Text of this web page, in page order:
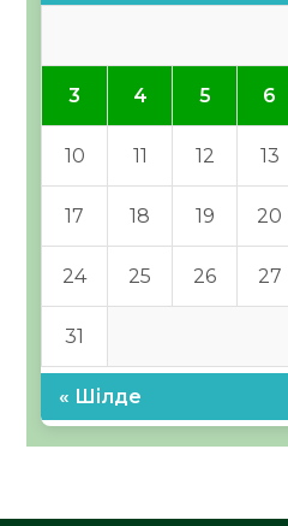
3 4 5 6
10 11 12 13
17 18 19 20
24 25 26 27
31
« Шілде